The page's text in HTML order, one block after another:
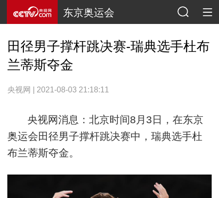
东京奥运会
田径男子撑杆跳决赛-瑞典选手杜布
兰蒂斯夺金
央视网 | 2021-08-03 21:18:11
央视网消息：北京时间8月3日，在东京
奥运会田径男子撑杆跳决赛中，瑞典选手杜
布兰蒂斯夺金。